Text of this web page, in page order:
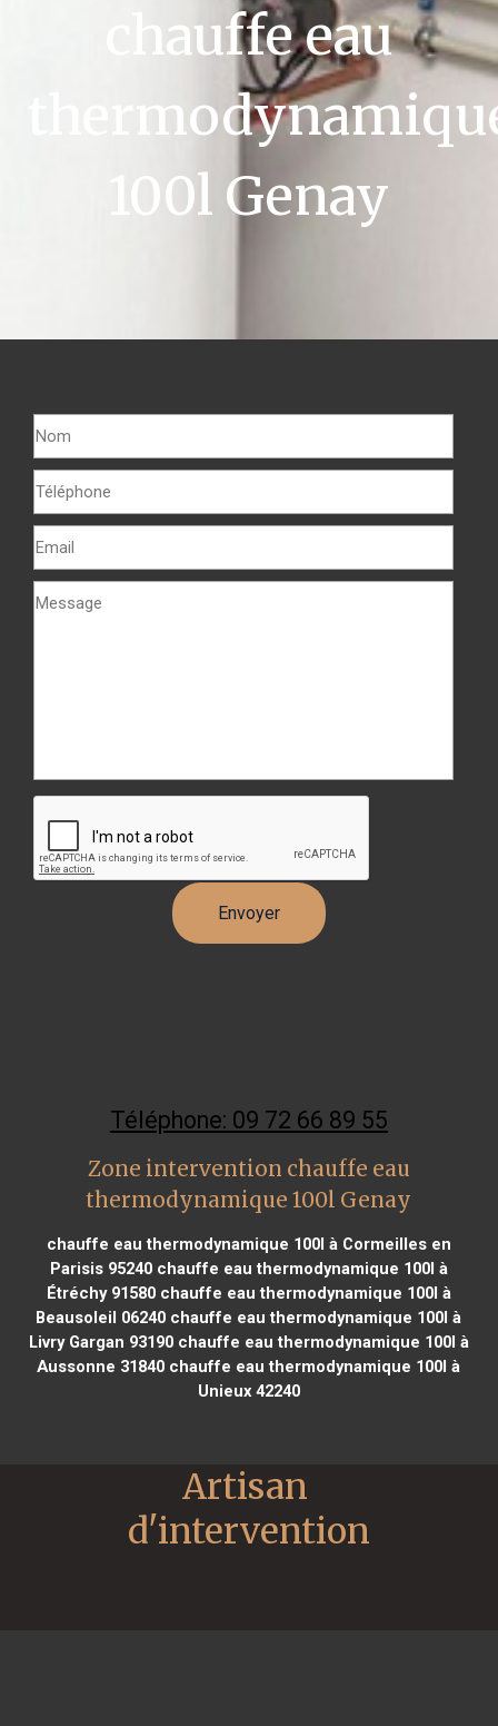
chauffe eau
100l Genay
Téléphone: 09 72 66 89 55
Zone intervention chauffe eau
thermodynamique 100l Genay
chauffe eau thermodynamique 100l à Cormeilles en
Parisis 95240chauffe eau thermodynamique 100l à
Étréchy 91580chauffe eau thermodynamique 100l à
Beausoleil 06240 chauffe eau thermodynamique 100l à
Livry Gargan 93190chauffe eau thermodynamique 100l à
Aussonne 31840 chauffe eau thermodynamique 100l à
Unieux 42240
Artisan
d'intervention